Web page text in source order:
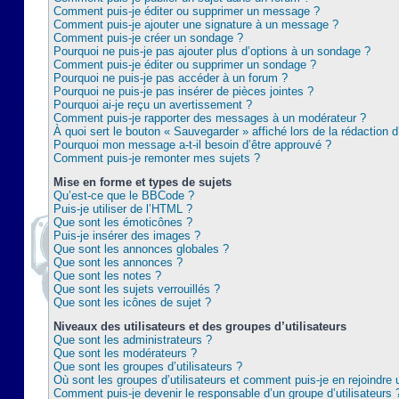
Comment puis-je éditer ou supprimer un message ?
Comment puis-je ajouter une signature à un message ?
Comment puis-je créer un sondage ?
Pourquoi ne puis-je pas ajouter plus d’options à un sondage ?
Comment puis-je éditer ou supprimer un sondage ?
Pourquoi ne puis-je pas accéder à un forum ?
Pourquoi ne puis-je pas insérer de pièces jointes ?
Pourquoi ai-je reçu un avertissement ?
Comment puis-je rapporter des messages à un modérateur ?
À quoi sert le bouton « Sauvegarder » affiché lors de la rédaction
Pourquoi mon message a-t-il besoin d’être approuvé ?
Comment puis-je remonter mes sujets ?
Mise en forme et types de sujets
Qu’est-ce que le BBCode ?
Puis-je utiliser de l’HTML ?
Que sont les émoticônes ?
Puis-je insérer des images ?
Que sont les annonces globales ?
Que sont les annonces ?
Que sont les notes ?
Que sont les sujets verrouillés ?
Que sont les icônes de sujet ?
Niveaux des utilisateurs et des groupes d’utilisateurs
Que sont les administrateurs ?
Que sont les modérateurs ?
Que sont les groupes d’utilisateurs ?
Où sont les groupes d’utilisateurs et comment puis-je en rejoindre
Comment puis-je devenir le responsable d’un groupe d’utilisateurs